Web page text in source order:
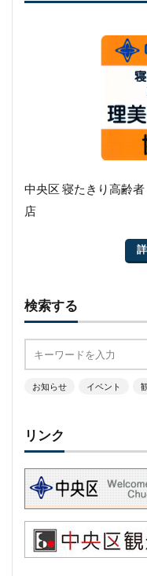
中央区 寝たきり高齢
店
検索する
お知らせ イベント
リンク